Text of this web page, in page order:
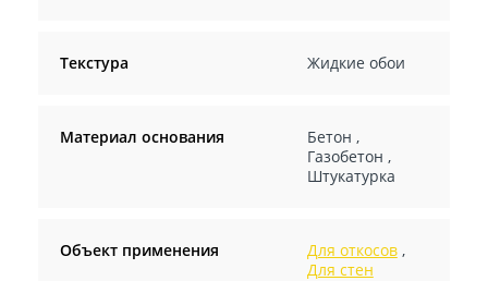
Текстура Жидкие обои
Материал основания Бетон ,
Газобетон ,
Штукатурка
Объект применения Для откосов,
Для стен